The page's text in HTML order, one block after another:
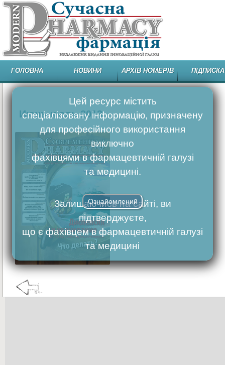
ГОЛОВНА НОВИНИ АРХІВ НОМЕРІВ ПІДПИСКА
Июнь-июль 2013
Цей ресурс містить
спеціалізовану інформацію, призначену
для професійного використання
виключно
фахівцями в фармацевтичній галузі
та медицині.
Залишаючись на сайті, ви
підтверджуєте,
що є фахівцем в фармацевтичній галузі
та медицині
Ознайомлений